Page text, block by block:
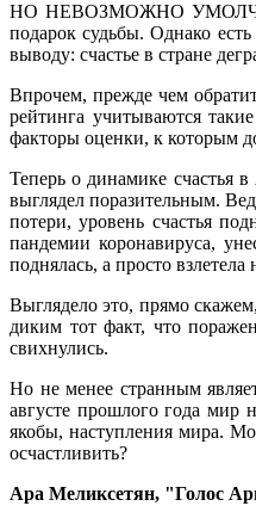
НО НЕВОЗМОЖНО
подарок судьбы. Однако
выводу: счастье в стране
Впрочем, прежде чем
рейтинга учитываются
факторы оценки, к которым
Теперь о динамике счастья
выглядел поразительным.
потери, уровень счастья
пандемии коронавируса,
поднялась, а просто взлетела
Выглядело это, прямо
диким тот факт, что
свихнулись.
Но не менее странным
августе прошлого года мир
якобы, наступления мира.
осчастливить?
Ара Меликсетян, "Голос